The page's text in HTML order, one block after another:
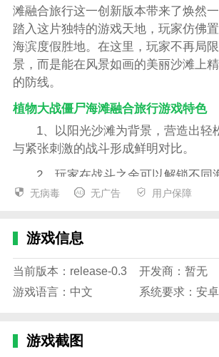
滩融合旅行这一创新版本带来了焕然一
踏入这片独特的游戏天地，玩家仿佛
海滨度假胜地。在这里，玩家不再局
景，而是能在风景如画的美丽沙滩上
的防线。
植物大战僵尸海滩融合旅行游戏特色
1、以阳光沙滩为背景，营造出轻
与紧张刺激的战斗形成鲜明对比。
2、玩家在战斗之余可以解锁不同
植物，感受旅行的乐趣。
浪板等，为战斗增添趣味。
4、布置植物防线，抵御僵尸进攻
搭配植物，发挥最大效果。
独特的挑战和策略。
无病毒 无广告 用户保障
游戏信息
当前版本：release-0.3
开发商：暂无
游戏语言：中文
系统要求：安卓
游戏截图